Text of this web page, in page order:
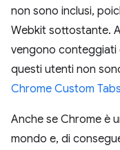
non sono inclusi,
Webkit sottostante.
vengono conteggiati
questi utenti non
Chrome Custom Tabs
Anche se Chrome è
mondo e, di